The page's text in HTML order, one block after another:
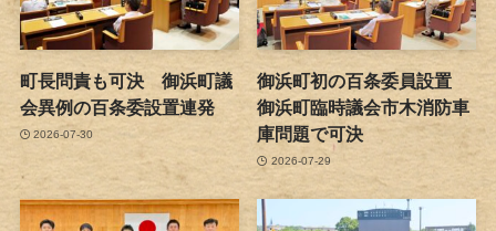
町長問責も可決 御浜町議
会異例の百条委設置連発
2026-07-30
御浜町初の百条委員設置
御浜町臨時議会市木消防車
庫問題で可決
2026-07-29